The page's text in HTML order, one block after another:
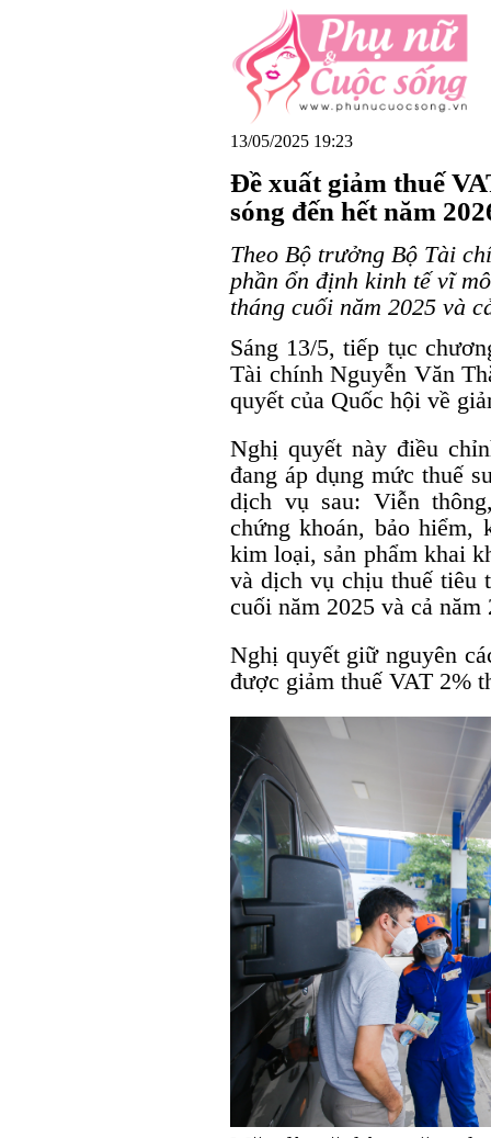
13/05/2025 19:23
Đề xuất giảm thuế
sóng đến hết năm
Theo Bộ trưởng Bộ Tài
phần ổn định kinh tế vĩ
tháng cuối năm 2025 và
Sáng 13/5, tiếp tục
Tài chính Nguyễn Văn
quyết của Quốc hội về
Nghị quyết này điều
đang áp dụng mức thuế
dịch vụ sau: Viễn
chứng khoán, bảo hiểm,
kim loại, sản phẩm khai
và dịch vụ chịu thuế tiêu
cuối năm 2025 và cả năm
Nghị quyết giữ nguyên
được giảm thuế VAT 2%